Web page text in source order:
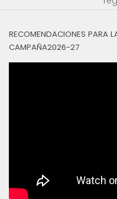
RECOMENDACIONES PARA
CAMPAÑA2026-27